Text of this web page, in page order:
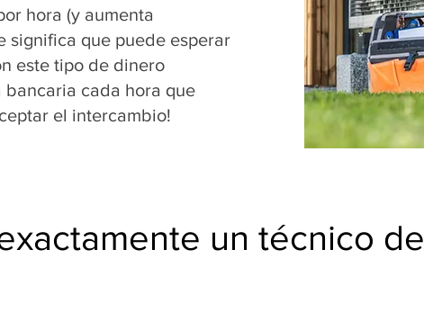
hora (y aumenta
significa que puede esperar
este tipo de dinero
bancaria cada hora que
el intercambio!
un técnico de